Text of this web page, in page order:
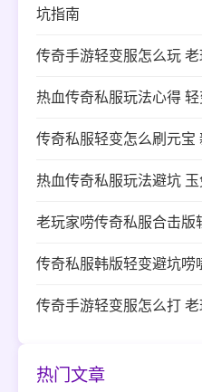
坑指南
传奇手游轻变服怎么玩
热血传奇私服玩法心得
传奇私服轻变怎么刷元宝
热血传奇私服玩法避坑
老玩家唠传奇私服合击版
传奇私服韩版轻变避坑唠
传奇手游轻变服怎么打
热门文章